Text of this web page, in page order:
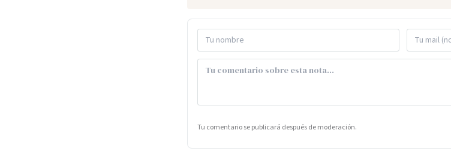
Tu comentario se publicará después de moderación.